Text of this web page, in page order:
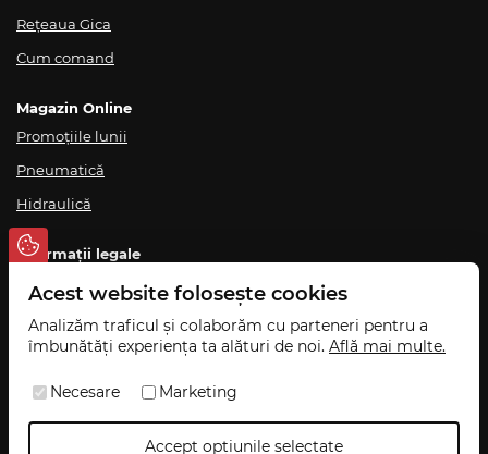
Acest website folosește cookies
Analizăm traficul și colaborăm cu parteneri pentru a
îmbunătăți experiența ta alături de noi. Află mai multe.
Necesare Marketing
Accept opțiunile selectate
Rețeaua Gica
Cum comand
Magazin Online
Promoțiile lunii
Pneumatică
Hidraulică
Informații legale
Termeni și condiții
Politica de confidențialitate
Politică de ridicare din magazin
Livrare și retur